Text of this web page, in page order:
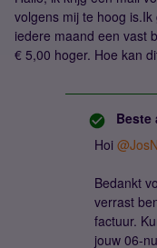
volgens mij te hoog
iedere maand een vast
€ 5,00 hoger. Hoe kan
Beste
Hoi @JosN
Bedankt
verrast
factuur.
jouw 06-